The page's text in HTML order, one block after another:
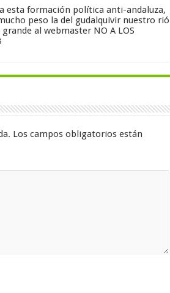
esta formación política anti-andaluza,
peso la del gudalquivir nuestro rió
al webmaster NO A LOS
Los campos obligatorios están